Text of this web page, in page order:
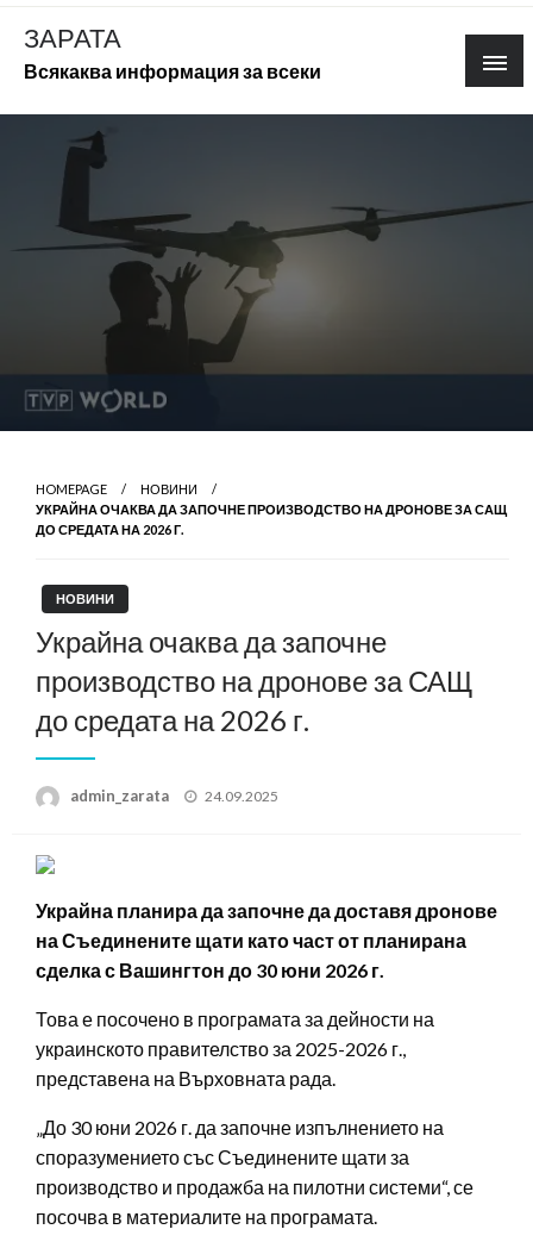
Skip
content
ЗАРАТА
Всякаква информация за всеки
HOMEPAGE
НОВИНИ
УКРАЙНА ОЧАКВА ДА ЗАПОЧНЕ ПРОИЗВОДСТВО НА ДРОНОВЕ ЗА САЩ
ДО СРЕДАТА НА 2026 Г.
НОВИНИ
Украйна очаква да започне
производство на дронове за САЩ
до средата на 2026 г.
admin_zarata
Posted
24.09.2025
Украйна планира да започне да доставя дронове
на Съединените щати като част от планирана
сделка с Вашингтон до 30 юни 2026 г.
Това е посочено в програмата за дейности на
украинското правителство за 2025-2026 г.,
представена на Върховната рада.
„До 30 юни 2026 г. да започне изпълнението на
споразумението със Съединените щати за
производство и продажба на пилотни системи“, се
посочва в материалите на програмата.